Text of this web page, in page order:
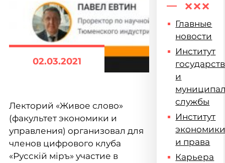
02.03.2021
Лекторий «Живое слово»
(факультет экономики и
управления) организовал для
членов цифрового клуба
«Русскiй мiръ» участие в
Главные
новости
Институт
и
службы
Институт
и права
Карьера